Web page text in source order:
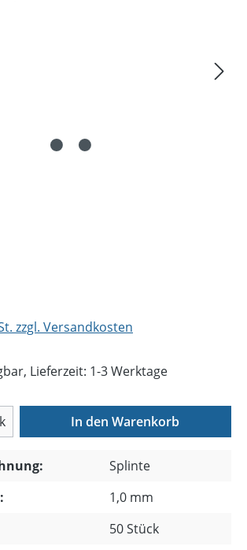
zzgl. Versandkosten
Lieferzeit: 1-3 Werktage
Gib den gewünschten
In den Warenkorb
Splinte
1,0 mm
50 Stück